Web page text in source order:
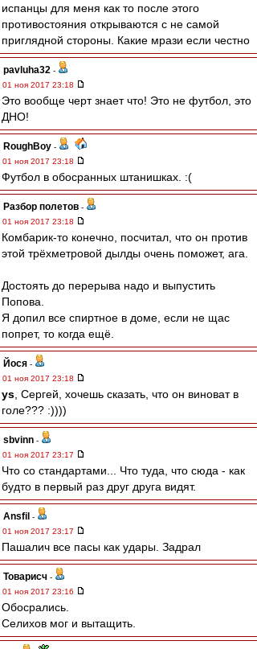
испанцы для меня как то после этого
противостояния открываются с не самой
приглядной стороны. Какие мрази если честно
pavluha32 -
01 ноя 2017 23:18
Это вообще черт знает что! Это не футбол, это
ДНО!
RoughBoy -
01 ноя 2017 23:18
Футбол в обосранных штанишках. :(
Разбор полетов -
01 ноя 2017 23:18
Комбарик-то конечно, посчитал, что он против
этой трёхметровой дылды очень поможет, ага.
Достоять до перерыва надо и выпустить
Попова.
Я допил все спиртное в доме, если не щас
попрет, то когда ещё.
Йося -
01 ноя 2017 23:18
ys , Сергей, хочешь сказать, что он виноват в
голе??? :))))
sbvinn -
01 ноя 2017 23:17
Что со стандартами... Что туда, что сюда - как
будто в первый раз друг друга видят.
Ansfil -
01 ноя 2017 23:17
Пашалич все пасы как удары. Задрал
Товарисч -
01 ноя 2017 23:16
Обосрались.
Селихов мог и вытащить.